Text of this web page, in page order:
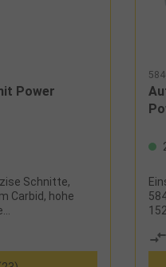
Power
Schnitte,
Carbid, hohe
schnellen
Einsatz: für Holz,